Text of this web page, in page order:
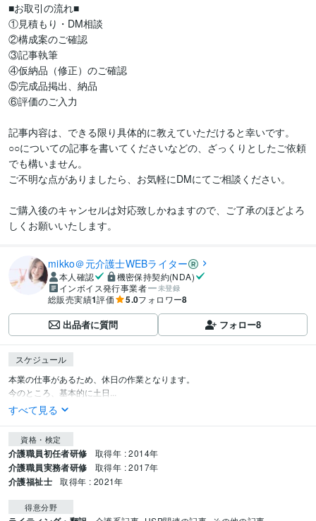
■お取引の流れ■
①見積もり・DM相談
②構成案のご確認
③記事執筆
④仮納品（修正）のご確認
⑤完成品掲出、納品
⑥評価のご入力
記事内容は、できる限り具体的に教えていただけると幸いです。
○○についての記事を書いてくださいなどの、ざっくりとしたご依頼
でも構いません。
ご不明な点がありましたら、お気軽にDMにてご相談ください。
ご購入後のキャンセルは対応致しかねますので、ご了承のほどよろ
しくお願いいたします。
mikko＠元介護士WEBライター
本人確認
機密保持契約(NDA)
インボイス発行事業者
未登録
総販売実績1評価 5.0フォロワー8
出品者に質問 フォロー8
スケジュール
本業の仕事があるため、休日の作業となります。
今のところ、基本的に土日...
すべて見る
資格・検定
介護職員初任者研修 取得年 : 2014年
介護職員実務者研修 取得年 : 2017年
介護福祉士 取得年 : 2021年
得意分野